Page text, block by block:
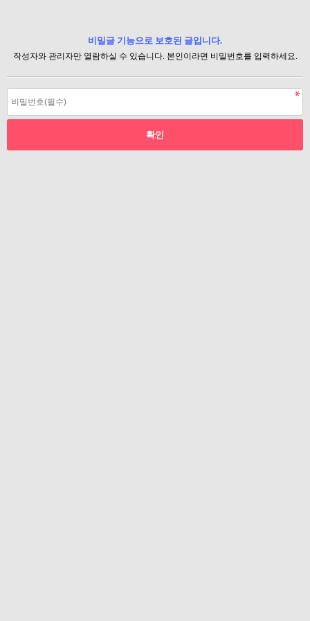
비밀글 기능으로 보호된 글입니다.
작성자와 관리자만 열람하실 수 있습니다. 본인이라면 비밀번호를 입력하세요.